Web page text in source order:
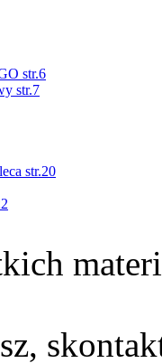
str.6
str.7
str.20